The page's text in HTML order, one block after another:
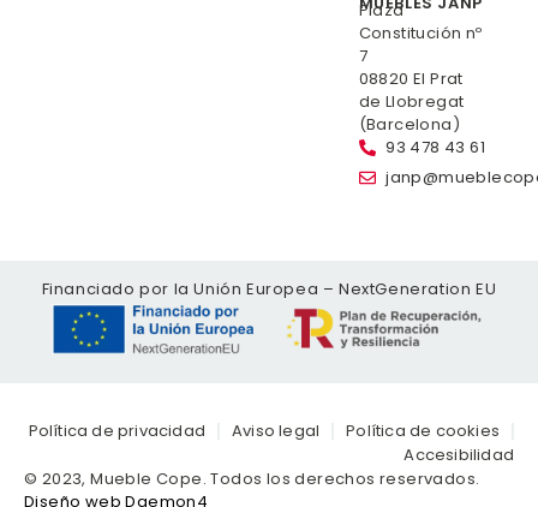
Plaza
Constitución nº
7
08820 El Prat
de Llobregat
(Barcelona)
93 478 43 61
Financiado por la Unión Europea – NextGeneration EU
© 2023, Mueble Cope. Todos los derechos reservados.
Diseño web Daemon4
Política de privacidad Aviso legal
Política de cookies
Accesibilidad